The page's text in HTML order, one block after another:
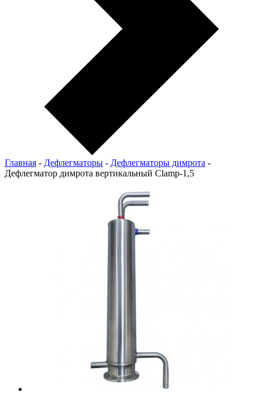
Главная - Дефлегматоры - Дефлегматоры димрота -
Дефлегматор димрота вертикальный Clamp-1,5